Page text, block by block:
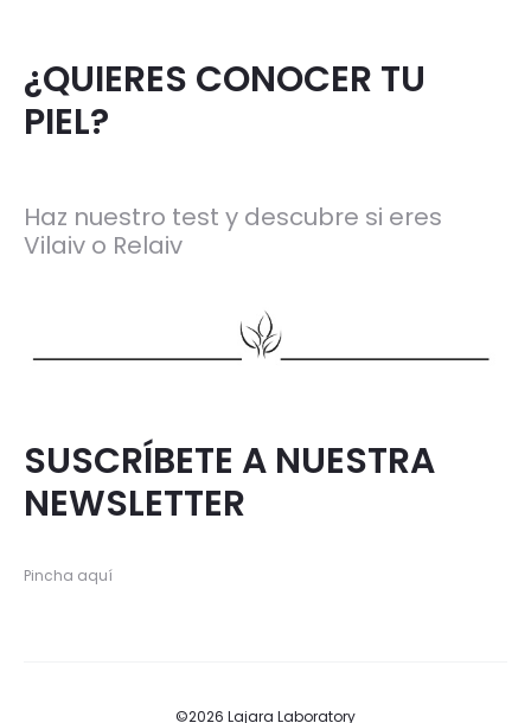
¿QUIERES CONOCER TU
PIEL?
Haz nuestro test y descubre si eres
Vilaiv o Relaiv
SUSCRÍBETE A NUESTRA
NEWSLETTER
Pincha aquí
©2026 Lajara Laboratory